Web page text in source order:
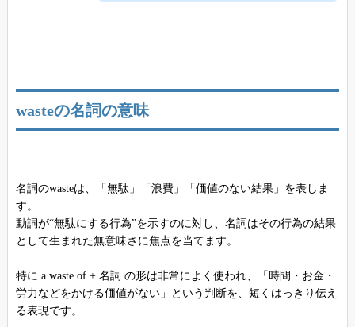
wasteの名詞の意味
名詞のwasteは、「無駄」「浪費」「価値のない結果」を表しま
す。
動詞が“無駄にする行為”を示すのに対し、名詞はその行為の結果
として生まれた無意味さに焦点を当てます。
特に a waste of + 名詞 の形は非常によく使われ、「時間・お金・
労力などをかける価値がない」という判断を、短くはっきり伝え
る表現です。